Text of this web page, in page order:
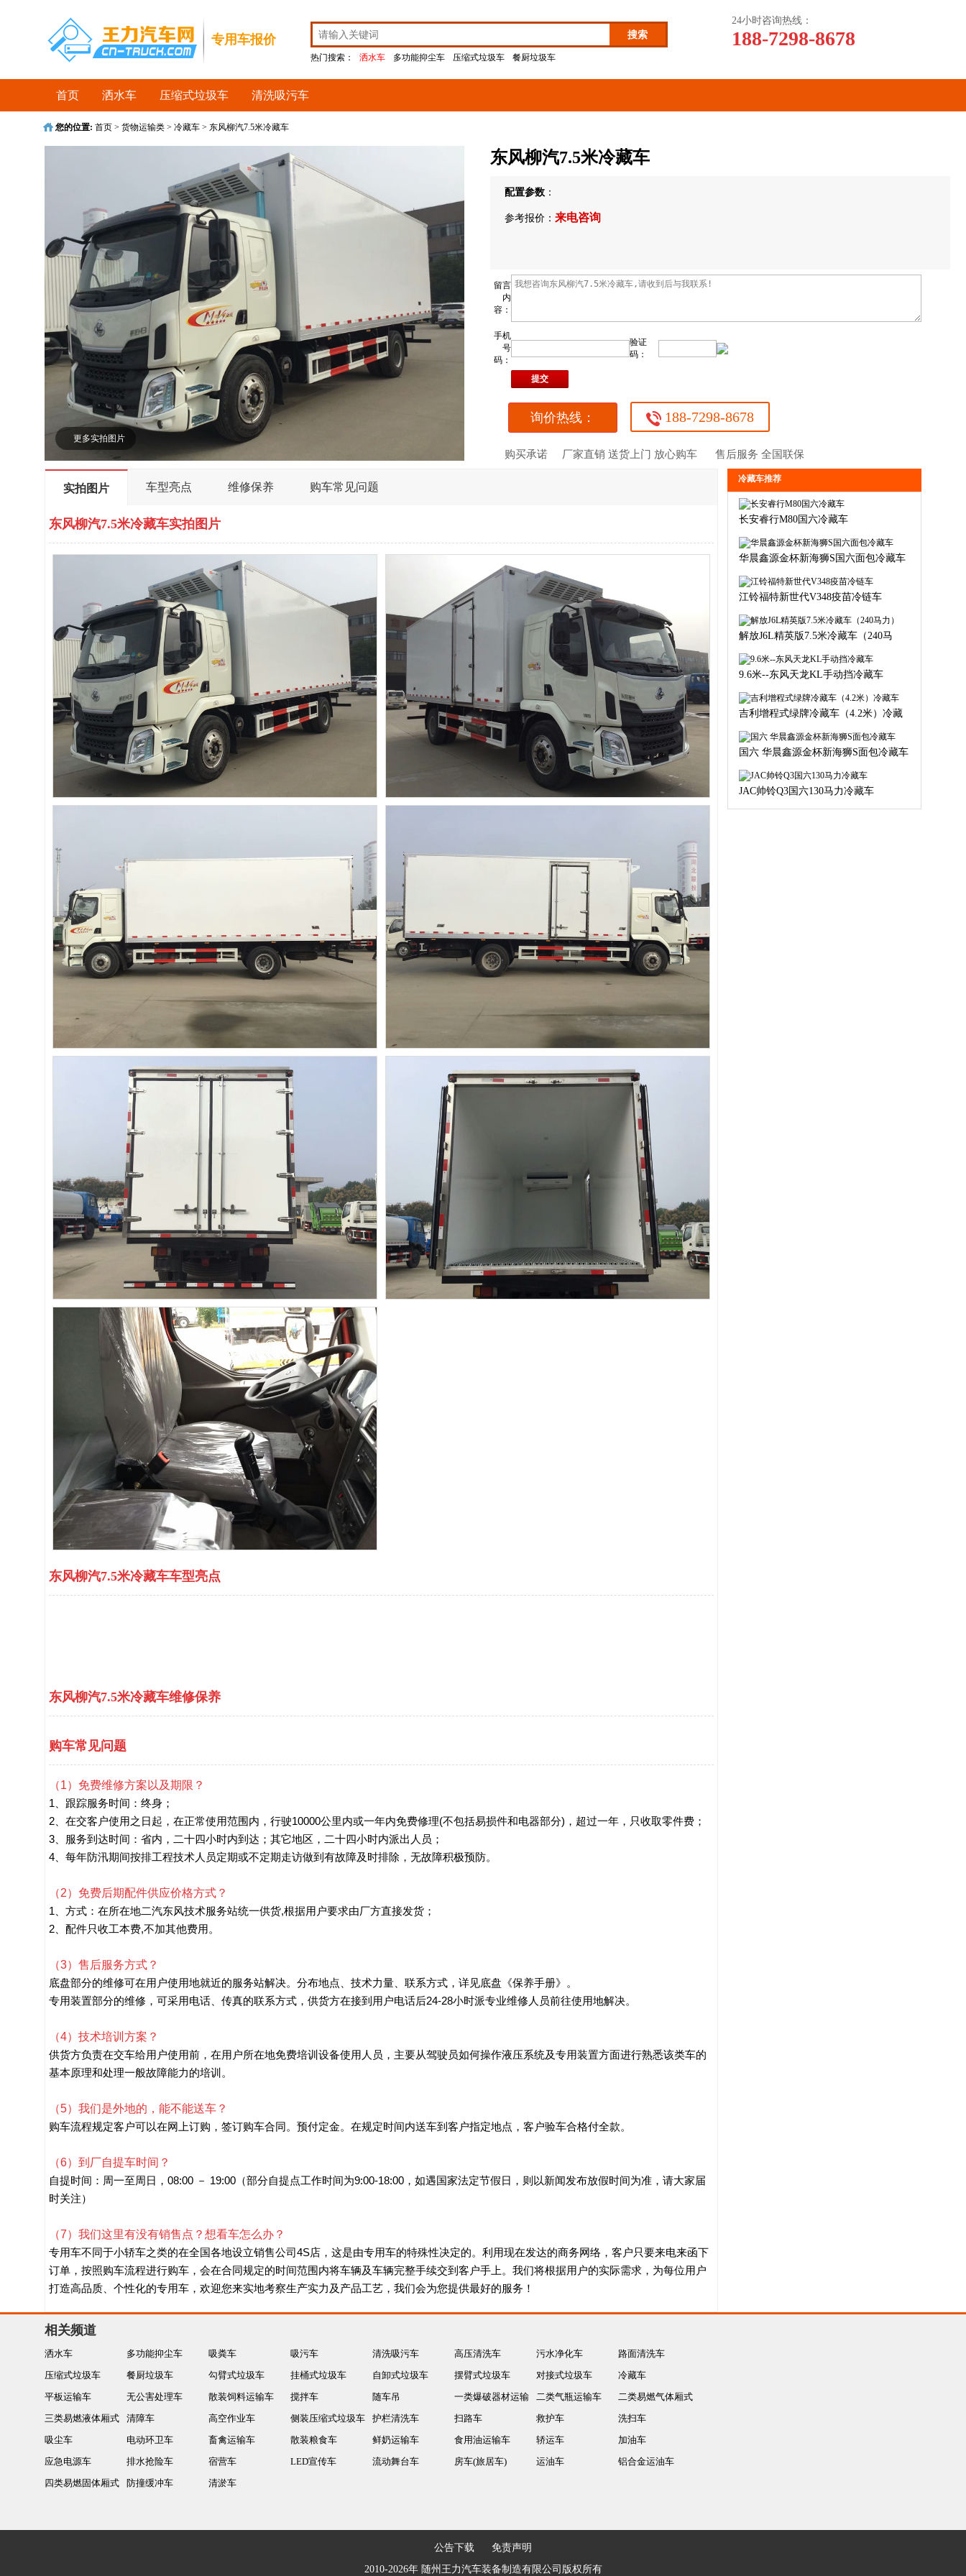
专用车报价
热门搜索： 洒水车 多功能抑尘车 压缩式垃圾车 餐厨垃圾车
24小时咨询热线：
188-7298-8678
收藏首页
首页 洒水车 压缩式垃圾车 清洗吸污车
您的位置: 首页> 货物运输类> 冷藏车> 东风柳汽7.5米冷藏车
更多实拍图片
东风柳汽7.5米冷藏车
配置参数 ：
参考报价： 来电咨询
留言
内
容：
手机
号
码：
验证
码：
询价热线： 188-7298-8678
购买承诺 厂家直销 送货上门 放心购车 售后服务 全国联保
实拍图片 车型亮点 维修保养 购车常见问题
东风柳汽7.5米冷藏车实拍图片
东风柳汽7.5米冷藏车车型亮点
东风柳汽7.5米冷藏车维修保养
购车常见问题
（1）免费维修方案以及期限？
1、跟踪服务时间：终身；
2、在交客户使用之日起，在正常使用范围内，行驶10000公里内或一年内免费修理(不包括易损件和电器部分)，超过一年，只收取零件费；
3、服务到达时间：省内，二十四小时内到达；其它地区，二十四小时内派出人员；
4、每年防汛期间按排工程技术人员定期或不定期走访做到有故障及时排除，无故障积极预防。
（2）免费后期配件供应价格方式？
1、方式：在所在地二汽东风技术服务站统一供货,根据用户要求由厂方直接发货；
2、配件只收工本费,不加其他费用。
（3）售后服务方式？
底盘部分的维修可在用户使用地就近的服务站解决。分布地点、技术力量、联系方式，详见底盘《保养手册》。
专用装置部分的维修，可采用电话、传真的联系方式，供货方在接到用户电话后24-28小时派专业维修人员前往使用地解决。
（4）技术培训方案？
供货方负责在交车给用户使用前，在用户所在地免费培训设备使用人员，主要从驾驶员如何操作液压系统及专用装置方面进行熟悉该类车的
基本原理和处理一般故障能力的培训。
（5）我们是外地的，能不能送车？
购车流程规定客户可以在网上订购，签订购车合同。预付定金。在规定时间内送车到客户指定地点，客户验车合格付全款。
（6）到厂自提车时间？
自提时间：周一至周日，08:00 － 19:00（部分自提点工作时间为9:00-18:00，如遇国家法定节假日，则以新闻发布放假时间为准，请大家届
时关注）
（7）我们这里有没有销售点？想看车怎么办？
专用车不同于小轿车之类的在全国各地设立销售公司4S店，这是由专用车的特殊性决定的。利用现在发达的商务网络，客户只要来电来函下
订单，按照购车流程进行购车，会在合同规定的时间范围内将车辆及车辆完整手续交到客户手上。我们将根据用户的实际需求，为每位用户
打造高品质、个性化的专用车，欢迎您来实地考察生产实力及产品工艺，我们会为您提供最好的服务！
冷藏车推荐
长安睿行M80国六冷藏车
华晨鑫源金杯新海狮S国六面包冷藏车
江铃福特新世代V348疫苗冷链车
解放J6L精英版7.5米冷藏车（240马
力）
9.6米--东风天龙KL手动挡冷藏车
吉利增程式绿牌冷藏车（4.2米）冷藏
车
国六 华晨鑫源金杯新海狮S面包冷藏车
JAC帅铃Q3国六130马力冷藏车
相关频道
洒水车 多功能抑尘车 吸粪车 吸污车 清洗吸污车 高压清洗车 污水净化车
路面清洗车
压缩式垃圾车
餐厨垃圾车 勾臂式垃圾车 挂桶式垃圾车 自卸式垃圾车 摆臂式垃圾车 对接式垃圾车
冷藏车
平板运输车
无公害处理车 散装饲料运输车 搅拌车 随车吊
一类爆破器材运输
车
二类气瓶运输车
二类易燃气体厢式
运输车
三类易燃液体厢式
运输车
清障车 高空作业车 侧装压缩式垃圾车 护栏清洗车 扫路车 救护车
洗扫车
吸尘车
电动环卫车 畜禽运输车 散装粮食车 鲜奶运输车 食用油运输车 轿运车
加油车
应急电源车
排水抢险车 宿营车 LED宣传车 流动舞台车 房车(旅居车) 运油车
铝合金运油车
四类易燃固体厢式
防撞缓冲车 清淤车
公告下载
免责声明
2010-2026年 随州王力汽车装备制造有限公司版权所有